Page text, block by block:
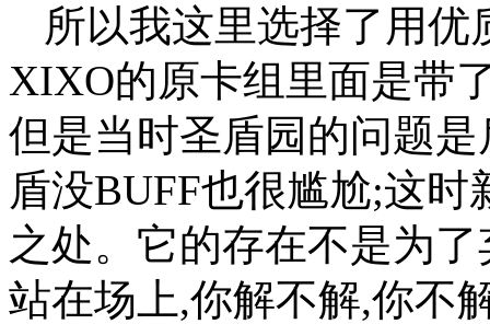
所以我这里选择了用
XIXO的原卡组里面是带
但是当时圣盾园的问题
盾没BUFF也很尴尬;这
之处。它的存在不是为
站在场上,你解不解,你不